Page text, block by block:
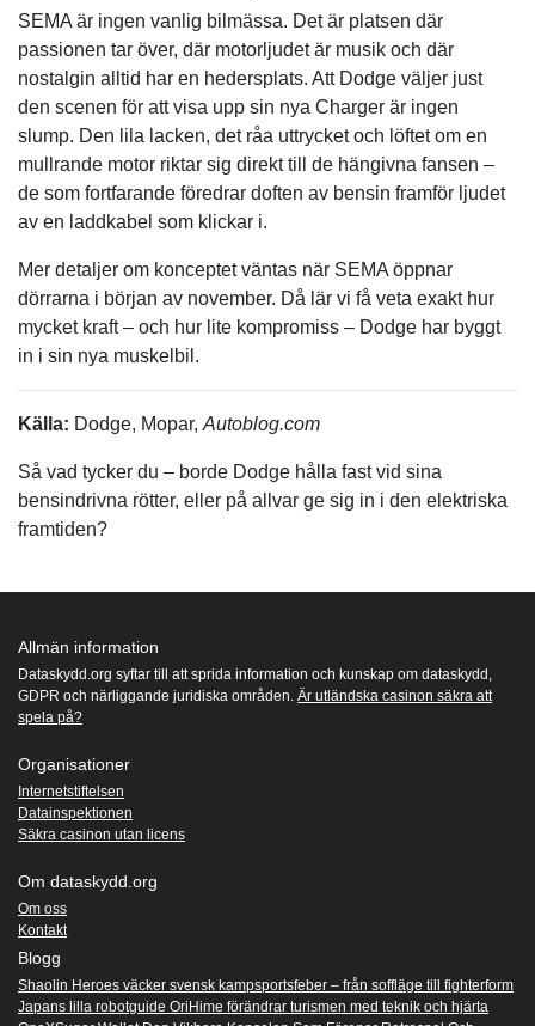
SEMA är ingen vanlig bilmässa. Det är platsen där
passionen tar över, där motorljudet är musik och där
nostalgin alltid har en hedersplats. Att Dodge väljer just
den scenen för att visa upp sin nya Charger är ingen
slump. Den lila lacken, det råa uttrycket och löftet om en
mullrande motor riktar sig direkt till de hängivna fansen –
de som fortfarande föredrar doften av bensin framför ljudet
av en laddkabel som klickar i.
Mer detaljer om konceptet väntas när SEMA öppnar
dörrarna i början av november. Då lär vi få veta exakt hur
mycket kraft – och hur lite kompromiss – Dodge har byggt
in i sin nya muskelbil.
Källa: Dodge, Mopar, Autoblog.com
Så vad tycker du – borde Dodge hålla fast vid sina
bensindrivna rötter, eller på allvar ge sig in i den elektriska
framtiden?
Allmän information
Dataskydd.org syftar till att sprida information och kunskap om dataskydd,
GDPR och närliggande juridiska områden. Är utländska casinon säkra att
spela på?
Organisationer
Internetstiftelsen
Datainspektionen
Säkra casinon utan licens
Om dataskydd.org
Om oss
Kontakt
Blogg
Shaolin Heroes väcker svensk kampsportsfeber – från soffläge till fighterform
Japans lilla robotguide OriHime förändrar turismen med teknik och hjärta